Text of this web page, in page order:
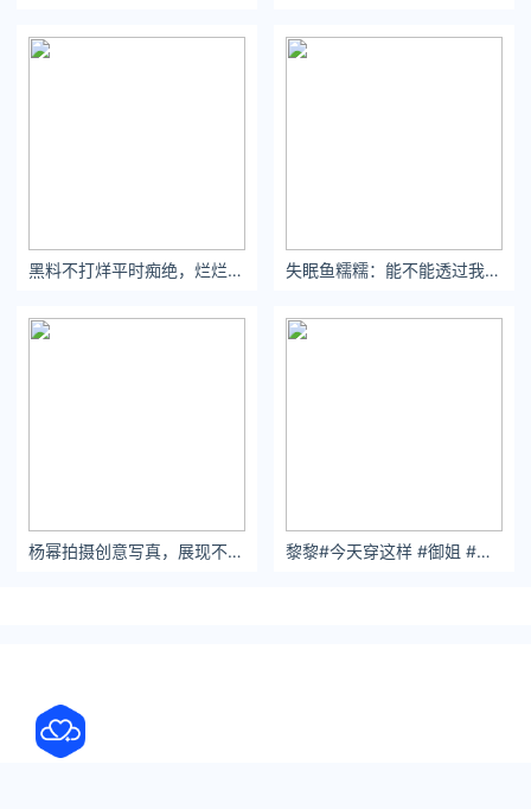
黑料不打烊平时痴绝，烂烂风月。 失眠鱼糯糯：能不能透过我的身体去爱我的灵魂
杨幂拍摄创意写真，展现不一样的风格 黎黎#今天穿这样 #御姐 #每日穿搭 #酒店对镜拍 #穿搭分享 - 小红书